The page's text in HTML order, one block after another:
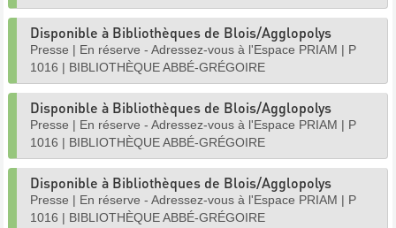
Disponible à Bibliothèques de Blois/Agglopolys
Presse | En réserve - Adressez-vous à l'Espace PRIAM | P
1016 | BIBLIOTHÈQUE ABBÉ-GRÉGOIRE
Disponible à Bibliothèques de Blois/Agglopolys
Presse | En réserve - Adressez-vous à l'Espace PRIAM | P
1016 | BIBLIOTHÈQUE ABBÉ-GRÉGOIRE
Disponible à Bibliothèques de Blois/Agglopolys
Presse | En réserve - Adressez-vous à l'Espace PRIAM | P
1016 | BIBLIOTHÈQUE ABBÉ-GRÉGOIRE